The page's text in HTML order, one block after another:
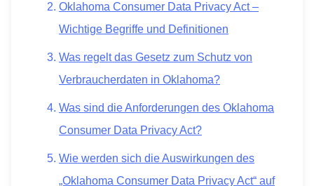
Oklahoma Consumer Data Privacy Act –
Wichtige Begriffe und Definitionen
Was regelt das Gesetz zum Schutz von
Verbraucherdaten in Oklahoma?
Was sind die Anforderungen des Oklahoma
Consumer Data Privacy Act?
Wie werden sich die Auswirkungen des
„Oklahoma Consumer Data Privacy Act“ auf